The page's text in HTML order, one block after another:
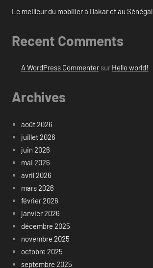
Le meilleur du mobilier à Dakar et au Sénégal
Recent Comments
A WordPress Commentersur Hello world!
Archives
août 2026
juillet 2026
juin 2026
mai 2026
avril 2026
mars 2026
février 2026
janvier 2026
décembre 2025
novembre 2025
octobre 2025
septembre 2025